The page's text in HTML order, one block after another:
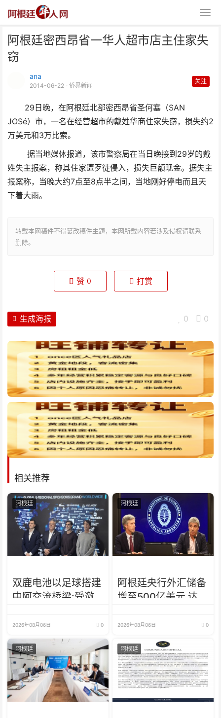
阿根廷密西昂省一华人超市店主住家失
窃
ana
2014-06-22 · 侨界新闻
关注
29日晚，在阿根廷北部密西昂省圣何塞（SAN
JOSé）市，一名在经营超市的戴姓华商住家失窃，损失约2
万美元和3万比索。
据当地媒体报道，该市警察局在当日晚接到29岁的戴
姓失主报案，称其住家遭歹徒侵入，损失巨额现金。据失主
报案称，当晚大约7点至8点半之间，当地刚好停电而且天
下着大雨。
转载本网稿件不得篡改稿件主题，本网所载内容若涉及侵权请联系
删除。
阿根廷密西昂省一华人超市店主住
家失窃
赞 0 打赏
0 0
生成海报
相关推荐
阿根廷
双鹿电池以足球搭建
中阿交流桥梁:受邀
商招待会！
2026年08月06日 0
阿根廷
阿根廷央行外汇储备
增至500亿美元 达近
2026年08月06日 0
阿根廷 阿根廷